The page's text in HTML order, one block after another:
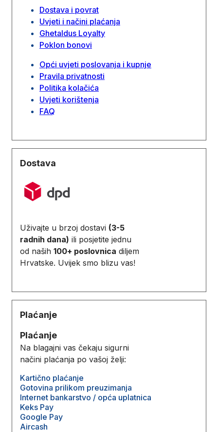
Dostava i povrat
Uvjeti i načini plaćanja
Ghetaldus Loyalty
Poklon bonovi
Opći uvjeti poslovanja i kupnje
Pravila privatnosti
Politika kolačića
Uvjeti korištenja
FAQ
Dostava
Uživajte u brzoj dostavi (3-5
radnih dana) ili posjetite jednu
od naših 100+ poslovnica diljem
Hrvatske. Uvijek smo blizu vas!
Plaćanje
Plaćanje
Na blagajni vas čekaju sigurni
načini plaćanja po vašoj želji:
Kartično plaćanje
Gotovina prilikom preuzimanja
Internet bankarstvo / opća uplatnica
Keks Pay
Google Pay
Aircash